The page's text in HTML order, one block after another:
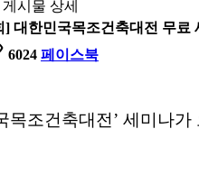
게시물 상세
대한민국목조건축대전 무료
6024 페이스북
목조건축대전’ 세미나가